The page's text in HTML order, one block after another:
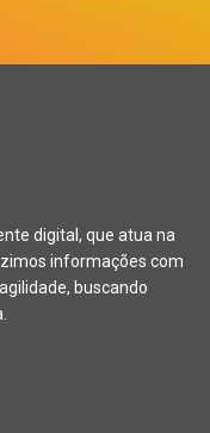
digital, que atua na
informações com
buscando